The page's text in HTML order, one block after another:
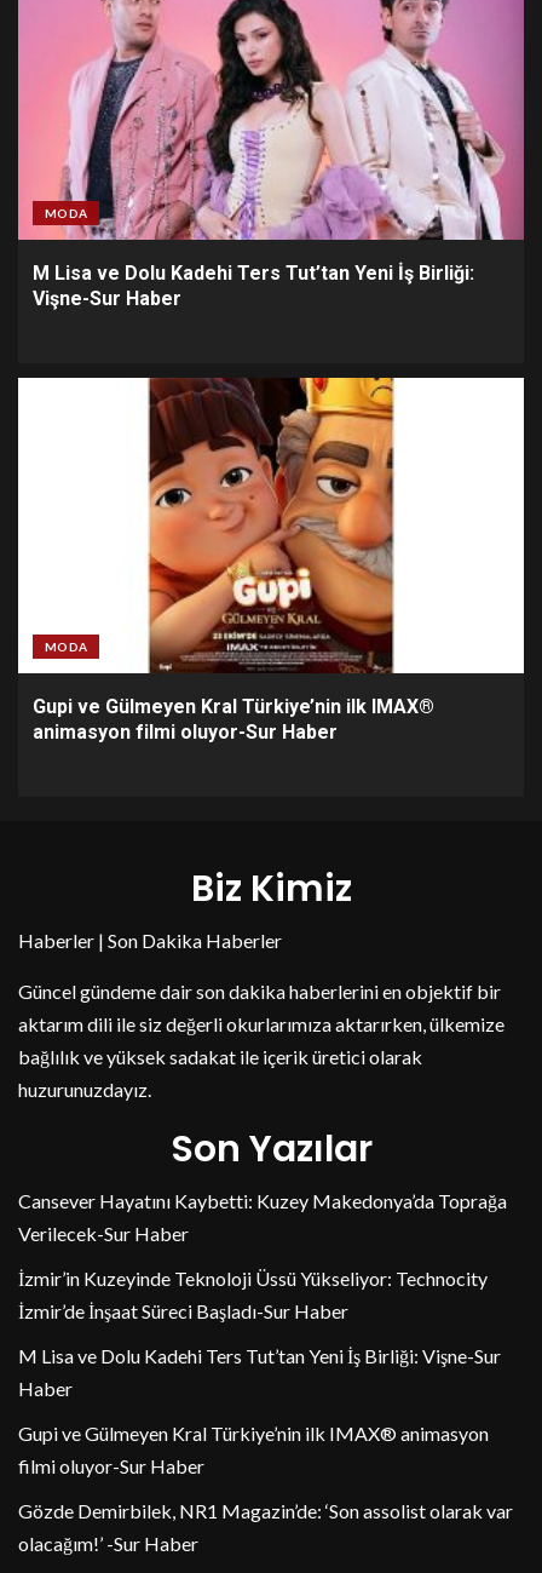
MODA
M Lisa ve Dolu Kadehi Ters Tut’tan Yeni İş Birliği:
Vişne-Sur Haber
MODA
Gupi ve Gülmeyen Kral Türkiye’nin ilk IMAX®
animasyon filmi oluyor-Sur Haber
Biz Kimiz
Haberler | Son Dakika Haberler
Güncel gündeme dair son dakika haberlerini en objektif bir
aktarım dili ile siz değerli okurlarımıza aktarırken, ülkemize
bağlılık ve yüksek sadakat ile içerik üretici olarak
huzurunuzdayız.
Son Yazılar
Cansever Hayatını Kaybetti: Kuzey Makedonya’da Toprağa
Verilecek-Sur Haber
İzmir’in Kuzeyinde Teknoloji Üssü Yükseliyor: Technocity
İzmir’de İnşaat Süreci Başladı-Sur Haber
M Lisa ve Dolu Kadehi Ters Tut’tan Yeni İş Birliği: Vişne-Sur
Haber
Gupi ve Gülmeyen Kral Türkiye’nin ilk IMAX® animasyon
filmi oluyor-Sur Haber
Gözde Demirbilek, NR1 Magazin’de: ‘Son assolist olarak var
olacağım!’ -Sur Haber